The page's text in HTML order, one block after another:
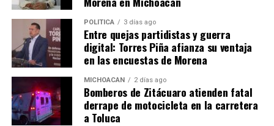
El gobernador Alfredo
Ramírez Bedolla destaca la
participación de cocineras
tradicionales en el evento
Jalo Futbolero
12 junio, 2026
En "Michoacán"
El gobernador Alfredo
Ramírez Bedolla anuncia
cartelera de conciertos
gratuitos para el “Jalo
Futbolero” en Morelia
En "Michoacán"
POLÍTICA 3 días ago
Entre quejas partidistas y guerra
digital: Torres Piña afianza su ventaja
en las encuestas de Morena
MICHOACÁN 2 días ago
Bomberos de Zitácuaro atienden fatal
derrape de motocicleta en la carretera
a Toluca